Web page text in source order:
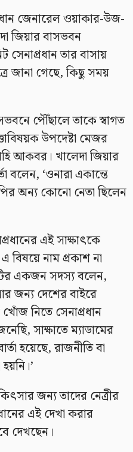
জেনারেল ওয়াকার-উজ-
জিয়ার বাসভবন
সেনাপ্রধান তার বাসায়
জানা গেছে, কিছু সময়
পৌঁছালে তাকে স্বাগত
উপদেষ্টা মেজর
আকবর। খালেদা জিয়ার
বলেন, ‘ওনারা একান্তে
অন্য কোনো নেতা ছিলেন
এই সাক্ষাৎকে
বিষয়ে নাম প্রকাশ না
একজন সদস্য বলেন,
জন্য দেশের বাইরে
খোঁজ নিতে সেনাপ্রধান
সাক্ষাতে ম্যাডামের
হয়েছে, রাজনীতি বা
জন্য তাদের নেত্রীর
এই দেখা করার
দেখছেন।